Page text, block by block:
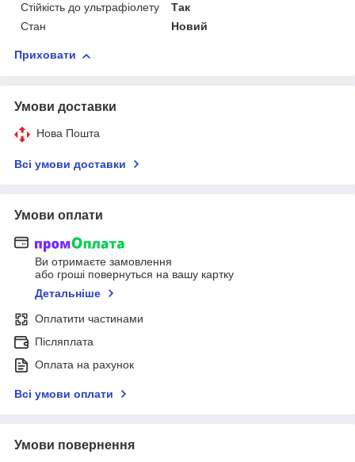
Стійкість до ультрафіолету
Так
Стан
Новий
Приховати
Умови доставки
Нова Пошта
Всі умови доставки
Умови оплати
Ви отримаєте замовлення
або гроші повернуться на вашу картку
Детальніше
Оплатити частинами
Післяплата
Оплата на рахунок
Всі умови оплати
Умови повернення